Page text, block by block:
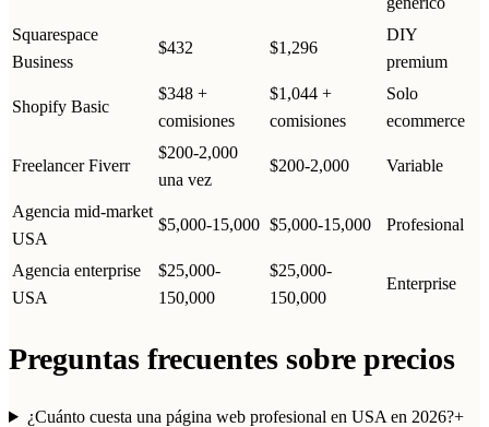
Squarespace
Business
$432 $1,296
DIY
premium
Shopify Basic
$348 +
comisiones
$1,044 +
comisiones
Solo
ecommerce
Freelancer Fiverr
$200-2,000
una vez
$200-2,000 Variable
Agencia mid-market
USA
$5,000-15,000 $5,000-15,000 Profesional
Agencia enterprise
USA
$25,000-
150,000
$25,000-
150,000
Enterprise
Preguntas frecuentes sobre precios
¿Cuánto cuesta una página web profesional en USA en 2026?+